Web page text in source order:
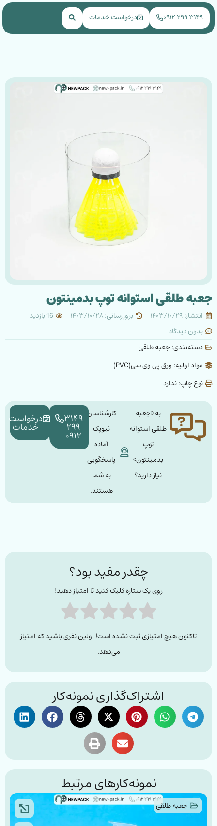
NEWPACK
۳۱۴۹ ۲۹۹ ۰۹۱۲ درخواست خدمات
جعبه طلقی استوانه توپ بدمینتون
انتشار: ۱۴۰۳/۱۰/۲۹ بروزرسانی: ۱۴۰۳/۱۰/۲۸
16 بازدید
بدون دیدگاه
دسته‌بندی: جعبه طلقی
مواد اولیه: ورق پی وی سی(PVC)
نوع چاپ: ندارد
به «جعبه
طلقی استوانه
توپ
بدمینتون»
نیاز دارید؟
کارشناسان
نیوپک
آماده
پاسخگویی
به شما
هستند.
۳۱۴۹
۲۹۹
۰۹۱۲
درخواست
خدمات
چقدر مفید بود؟
روی یک ستاره کلیک کنید تا امتیاز دهید!
تاکنون هیچ امتیازی ثبت نشده است! اولین نفری باشید که امتیاز
می‌دهد.
اشتراک‌گذاری نمونه‌کار
نمونه‌کارهای مرتبط
جعبه طلقی